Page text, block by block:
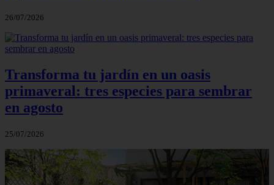
26/07/2026
Transforma tu jardín en un oasis
primaveral: tres especies para sembrar
en agosto
25/07/2026